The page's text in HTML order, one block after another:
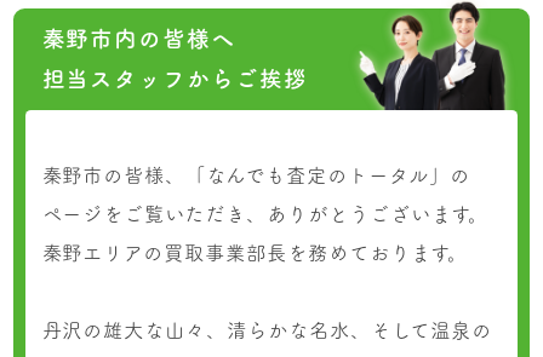
秦野市内の皆様へ
担当スタッフからご挨拶
秦野市の皆様、「なんでも査定のトータル」の
ページをご覧いただき、ありがとうございます。
秦野エリアの買取事業部長を務めております。
丹沢の雄大な山々、清らかな名水、そして温泉の